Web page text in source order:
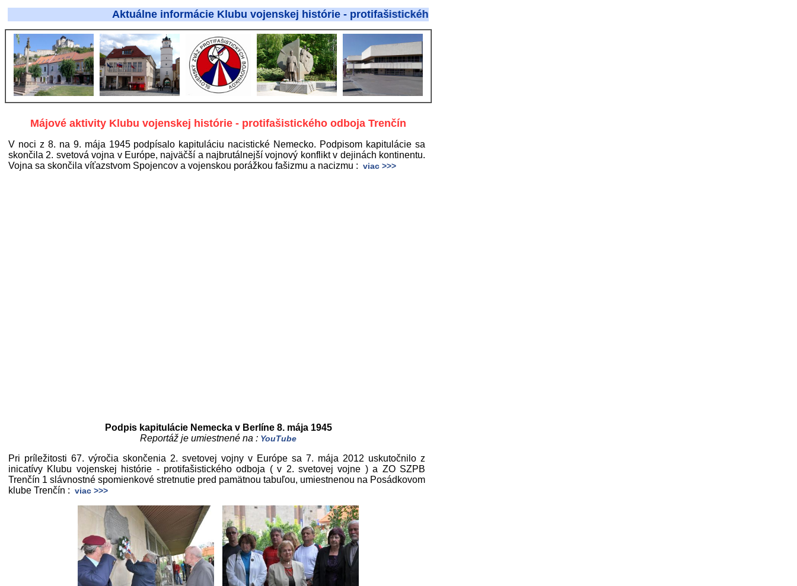
Aktuálne informácie Klubu vojenskej histórie - protifašistického odboja
Májové aktivity Klubu vojenskej histórie - protifašistického odboja Trenčín
V noci z 8. na 9. mája 1945 podpísalo kapituláciu nacistické Nemecko. Podpisom kapitulácie sa
skončila 2. svetová vojna v Európe, najväčší a najbrutálnejší vojnový konflikt v dejinách kontinentu.
Vojna sa skončila víťazstvom Spojencov a vojenskou porážkou fašizmu a nacizmu : viac >>>
Podpis kapitulácie Nemecka v Berlíne 8. mája 1945
Reportáž je umiestnené na : YouTube
Pri príležitosti 67. výročia skončenia 2. svetovej vojny v Európe sa 7. mája 2012 uskutočnilo z
inicatívy Klubu vojenskej histórie - protifašistického odboja ( v 2. svetovej vojne ) a ZO SZPB
Trenčín 1 slávnostné spomienkové stretnutie pred pamätnou tabuľou, umiestnenou na Posádkovom
klube Trenčín : viac >>>